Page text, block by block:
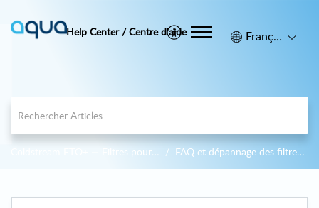
Help Center / Centre d'aide Français (Canada)
Coldstream FTO+ — Filtres pour systèmes de filtration par gravité FAQ et dépannage des filtres Coldstream FTO+